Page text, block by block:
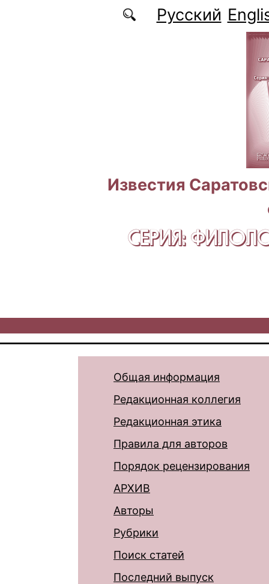
Перейти к основному содержаниюРусский
Известия
СЕРИЯ:
Общая информация
Редакционная коллегия
Редакционная этика
Правила для авторов
Порядок рецензирования
АРХИВ
Авторы
Рубрики
Поиск статей
Последний выпуск